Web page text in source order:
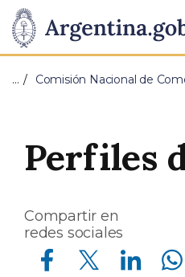
Presidencia
de
Nación
Pasar al contenido
… Comisión Nacional de
Perfiles
Compartir en
redes sociales
Compartir en Facebook Compartir en Twitter Compartir en Linkedin Compartir en Whatsapp